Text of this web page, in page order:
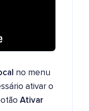
no menu
ativar o
Ativar